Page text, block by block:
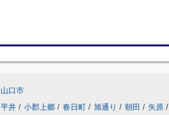
山口市
平井 / 小郡上郷 / 春日町 / 旭通り / 朝田 / 矢原 /